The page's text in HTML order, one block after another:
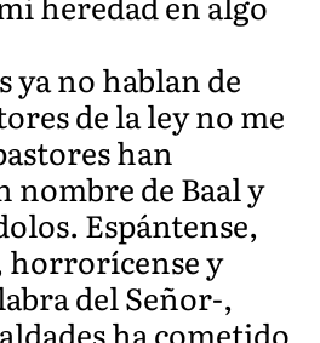
ya no hablan de
de la ley no me
han
nombre de Baal y
Espántense,
horrorícense y
del Señor-,
ha cometido